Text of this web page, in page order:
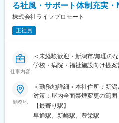
■当社について：
昭和39年製粉業として事業開
応すべく製麺業、調理麺、惣
た。
おかげ様で多くのお客様の信
様に商品をお届けすることが
成長、拡大を続ける中食業界の
待と信頼にお応えし、豊かで
現に寄与するべく邁進してまい
る社風・サポート体制充実
株式会社ライフプロモート
正社員
仕事内容
＜未経験歓迎・新潟市/無理の
学校・病院・福祉施設向け提案
■１日の流れ
・8時30分：出勤
メールチェック、クライアン
対応などの事務作業
勤務地
＜勤務地詳細＞本社住所：新
対策：屋内全面禁煙変更の範
【最寄り駅】
早通駅、新崎駅、豊栄駅